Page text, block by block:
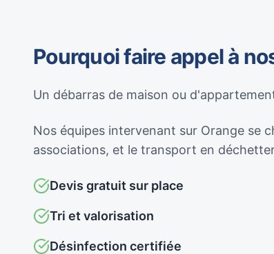
Pourquoi faire appel à
Un débarras de maison ou
Nos équipes intervenant sur Orange se
associations, et le transport en
Devis gratuit sur place
Tri et valorisation
Désinfection certifiée